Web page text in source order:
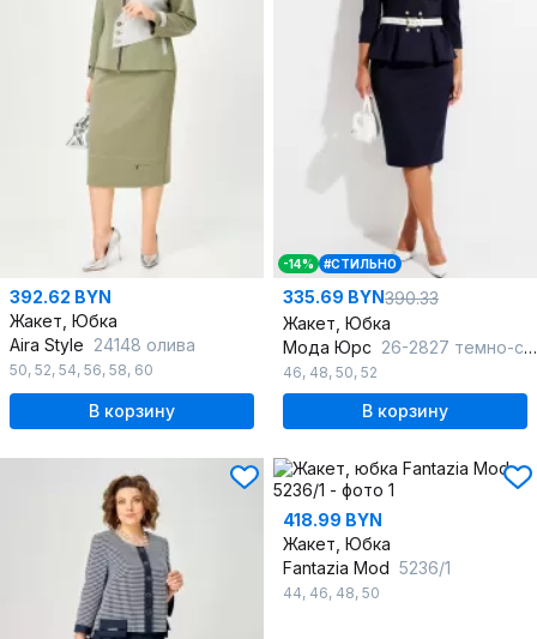
392.62 BYN
Жакет, Юбка
Aira Style 24148 олива
50, 52, 54, 56, 58, 60
В корзину
-14% #СТИЛЬНО
335.69 BYN390.33
Жакет, Юбка
Мода Юрс 26-2827 темно-синий
46, 48, 50, 52
В корзину
418.99 BYN
Жакет, Юбка
Fantazia Mod 5236/1
44, 46, 48, 50